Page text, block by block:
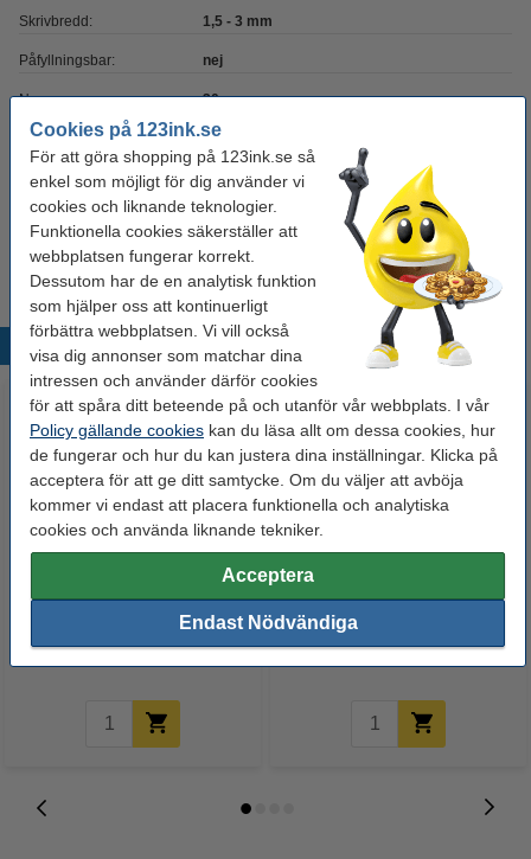
Cookies på 123ink.se
För att göra shopping på 123ink.se så
enkel som möjligt för dig använder vi
cookies och liknande teknologier.
Funktionella cookies säkerställer att
webbplatsen fungerar korrekt.
Dessutom har de en analytisk funktion
som hjälper oss att kontinuerligt
förbättra webbplatsen. Vi vill också
visa dig annonser som matchar dina
intressen och använder därför cookies
för att spåra ditt beteende på och utanför vår webbplats. I vår
Policy gällande cookies kan du läsa allt om dessa cookies, hur
de fungerar och hur du kan justera dina inställningar. Klicka på
acceptera för att ge ditt samtycke. Om du väljer att avböja
kommer vi endast att placera funktionella och analytiska
cookies och använda liknande tekniker.
Acceptera
Endast Nödvändiga
Skrivbredd: 1,5 - 3 mm
Påfyllningsbar: nej
Nummer: 30
Glöm inte att beställa!
Reservspets | Edding 30/31/380 | 10st
74 kr
Populära produkter
Märkpenna permanent 1.5mm -
3.0mm | Edding 3000 | mörkbrun
35 kr
Märkpenna permanent 1.0mm -
5.0mm | Edding 3300 | brun
34 kr